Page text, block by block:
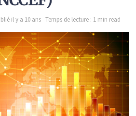
il y a 10 ans Temps de lecture : 1 min read